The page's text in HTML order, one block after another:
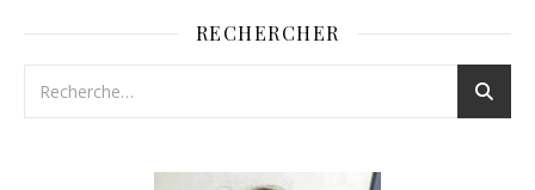
RECHERCHER